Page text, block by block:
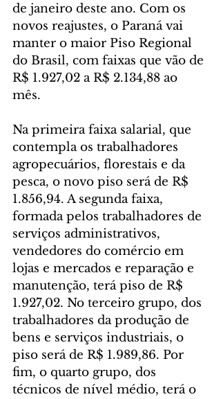
de janeiro deste ano. Com os
novos reajustes, o Paraná vai
manter o maior Piso Regional
do Brasil, com faixas que vão de
R$ 1.927,02 a R$ 2.134,88 ao
mês.
Na primeira faixa salarial, que
contempla os trabalhadores
agropecuários, florestais e da
pesca, o novo piso será de R$
1.856,94. A segunda faixa,
formada pelos trabalhadores de
serviços administrativos,
vendedores do comércio em
lojas e mercados e reparação e
manutenção, terá piso de R$
1.927,02. No terceiro grupo, dos
trabalhadores da produção de
bens e serviços industriais, o
piso será de R$ 1.989,86. Por
fim, o quarto grupo, dos
técnicos de nível médio, terá o